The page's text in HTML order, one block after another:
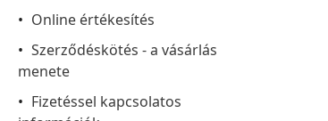
Online értékesítés
Szerződéskötés - a vásárlás
menete
Fizetéssel kapcsolatos